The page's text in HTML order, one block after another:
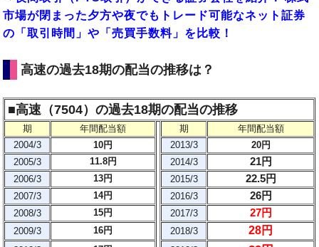
市場が閉まった夕方や夜でもトレード可能なネット証券
の「取引時間」や「売買手数料」を比較！
高速の過去18期の配当の推移は？
■高速（7504）の過去18期の配当の推移
期 年間配当額 期
年間配当額
2004/3
10円 2013/3
20円
2005/3
11.8円 2014/3 21円
2006/3 13円 2015/3 22.5円
2007/3 14円 2016/3 26円
2008/3 15円 2017/3 27円
2009/3 16円 2018/3 28円